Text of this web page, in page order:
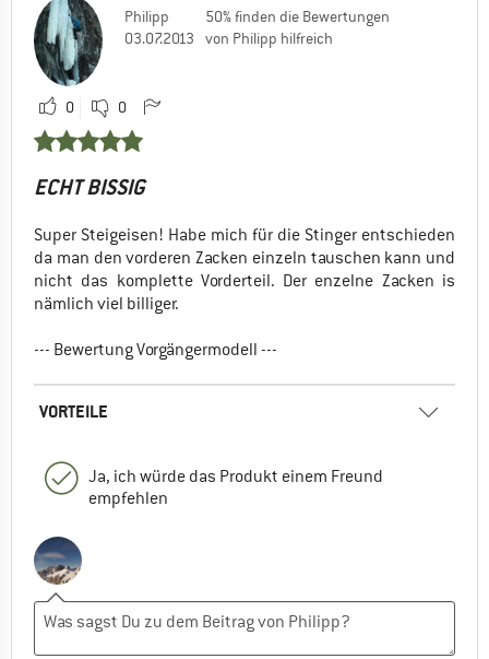
Philipp
03.07.2013
50% finden die Bewertungen
von Philipp hilfreich
0 0
ECHT BISSIG
Super Steigeisen! Habe mich für die Stinger entschieden
da man den vorderen Zacken einzeln tauschen kann und
nicht das komplette Vorderteil. Der enzelne Zacken is
nämlich viel billiger.
--- Bewertung Vorgängermodell ---
VORTEILE
Ja, ich würde das Produkt einem Freund
empfehlen